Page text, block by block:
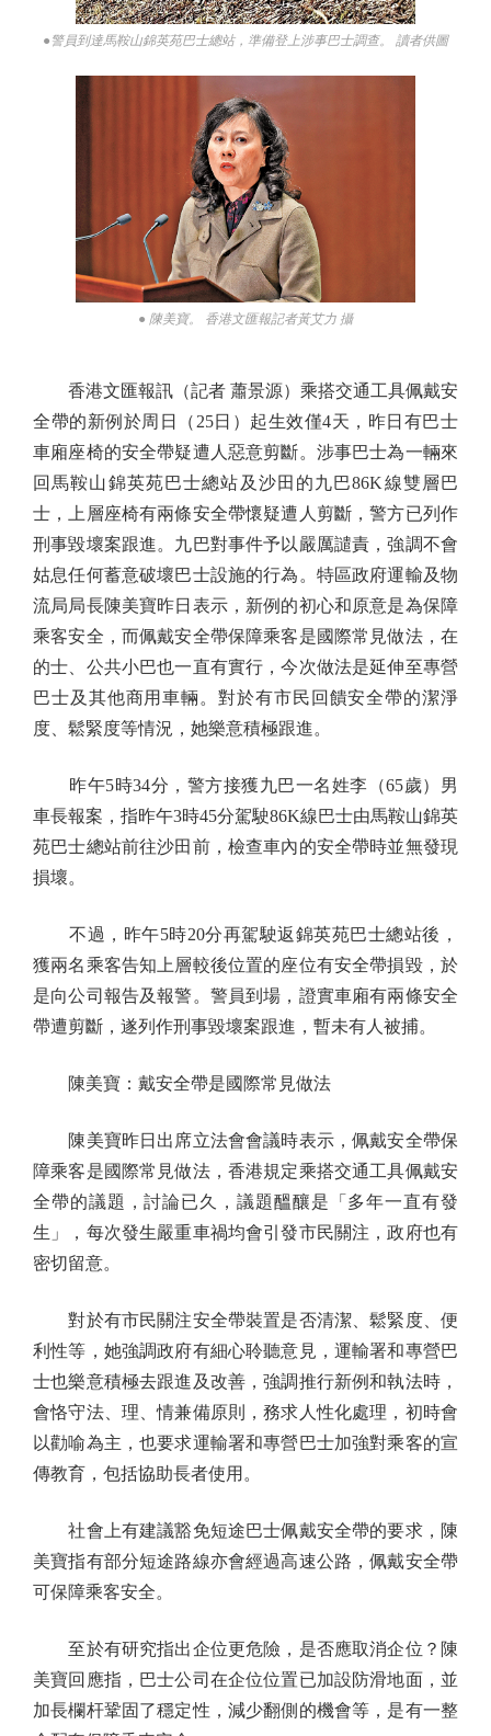
●警員到達馬鞍山錦英苑巴士總站，準備登上涉事巴士調查。 讀者供圖
● 陳美寶。 香港文匯報記者黃艾力 攝
香港文匯報訊（記者 蕭景源）乘搭交通工具佩戴安
全帶的新例於周日（25日）起生效僅4天，昨日有巴士
車廂座椅的安全帶疑遭人惡意剪斷。涉事巴士為一輛來
回馬鞍山錦英苑巴士總站及沙田的九巴86K線雙層巴
士，上層座椅有兩條安全帶懷疑遭人剪斷，警方已列作
刑事毀壞案跟進。九巴對事件予以嚴厲譴責，強調不會
姑息任何蓄意破壞巴士設施的行為。特區政府運輸及物
流局局長陳美寶昨日表示，新例的初心和原意是為保障
乘客安全，而佩戴安全帶保障乘客是國際常見做法，在
的士、公共小巴也一直有實行，今次做法是延伸至專營
巴士及其他商用車輛。對於有市民回饋安全帶的潔淨
度、鬆緊度等情況，她樂意積極跟進。
昨午5時34分，警方接獲九巴一名姓李（65歲）男
車長報案，指昨午3時45分駕駛86K線巴士由馬鞍山錦英
苑巴士總站前往沙田前，檢查車內的安全帶時並無發現
損壞。
不過，昨午5時20分再駕駛返錦英苑巴士總站後，
獲兩名乘客告知上層較後位置的座位有安全帶損毀，於
是向公司報告及報警。警員到場，證實車廂有兩條安全
帶遭剪斷，遂列作刑事毀壞案跟進，暫未有人被捕。
陳美寶：戴安全帶是國際常見做法
陳美寶昨日出席立法會會議時表示，佩戴安全帶保
障乘客是國際常見做法，香港規定乘搭交通工具佩戴安
全帶的議題，討論已久，議題醞釀是「多年一直有發
生」，每次發生嚴重車禍均會引發市民關注，政府也有
密切留意。
對於有市民關注安全帶裝置是否清潔、鬆緊度、便
利性等，她強調政府有細心聆聽意見，運輸署和專營巴
士也樂意積極去跟進及改善，強調推行新例和執法時，
會恪守法、理、情兼備原則，務求人性化處理，初時會
以勸喻為主，也要求運輸署和專營巴士加強對乘客的宣
傳教育，包括協助長者使用。
社會上有建議豁免短途巴士佩戴安全帶的要求，陳
美寶指有部分短途路線亦會經過高速公路，佩戴安全帶
可保障乘客安全。
至於有研究指出企位更危險，是否應取消企位？陳
美寶回應指，巴士公司在企位位置已加設防滑地面，並
加長欄杆鞏固了穩定性，減少翻側的機會等，是有一整